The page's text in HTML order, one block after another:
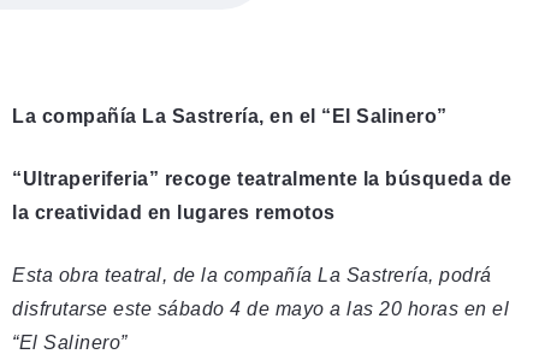
La compañía La Sastrería, en el “El Salinero”
“Ultraperiferia” recoge teatralmente la búsqueda de
la creatividad en lugares remotos
Esta obra teatral, de la compañía La Sastrería, podrá
disfrutarse este sábado 4 de mayo a las 20 horas en el
“El Salinero”